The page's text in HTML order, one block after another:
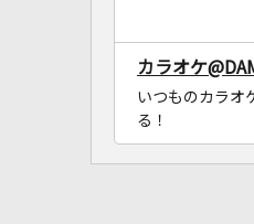
カラオケ
いつものカラオ
る！